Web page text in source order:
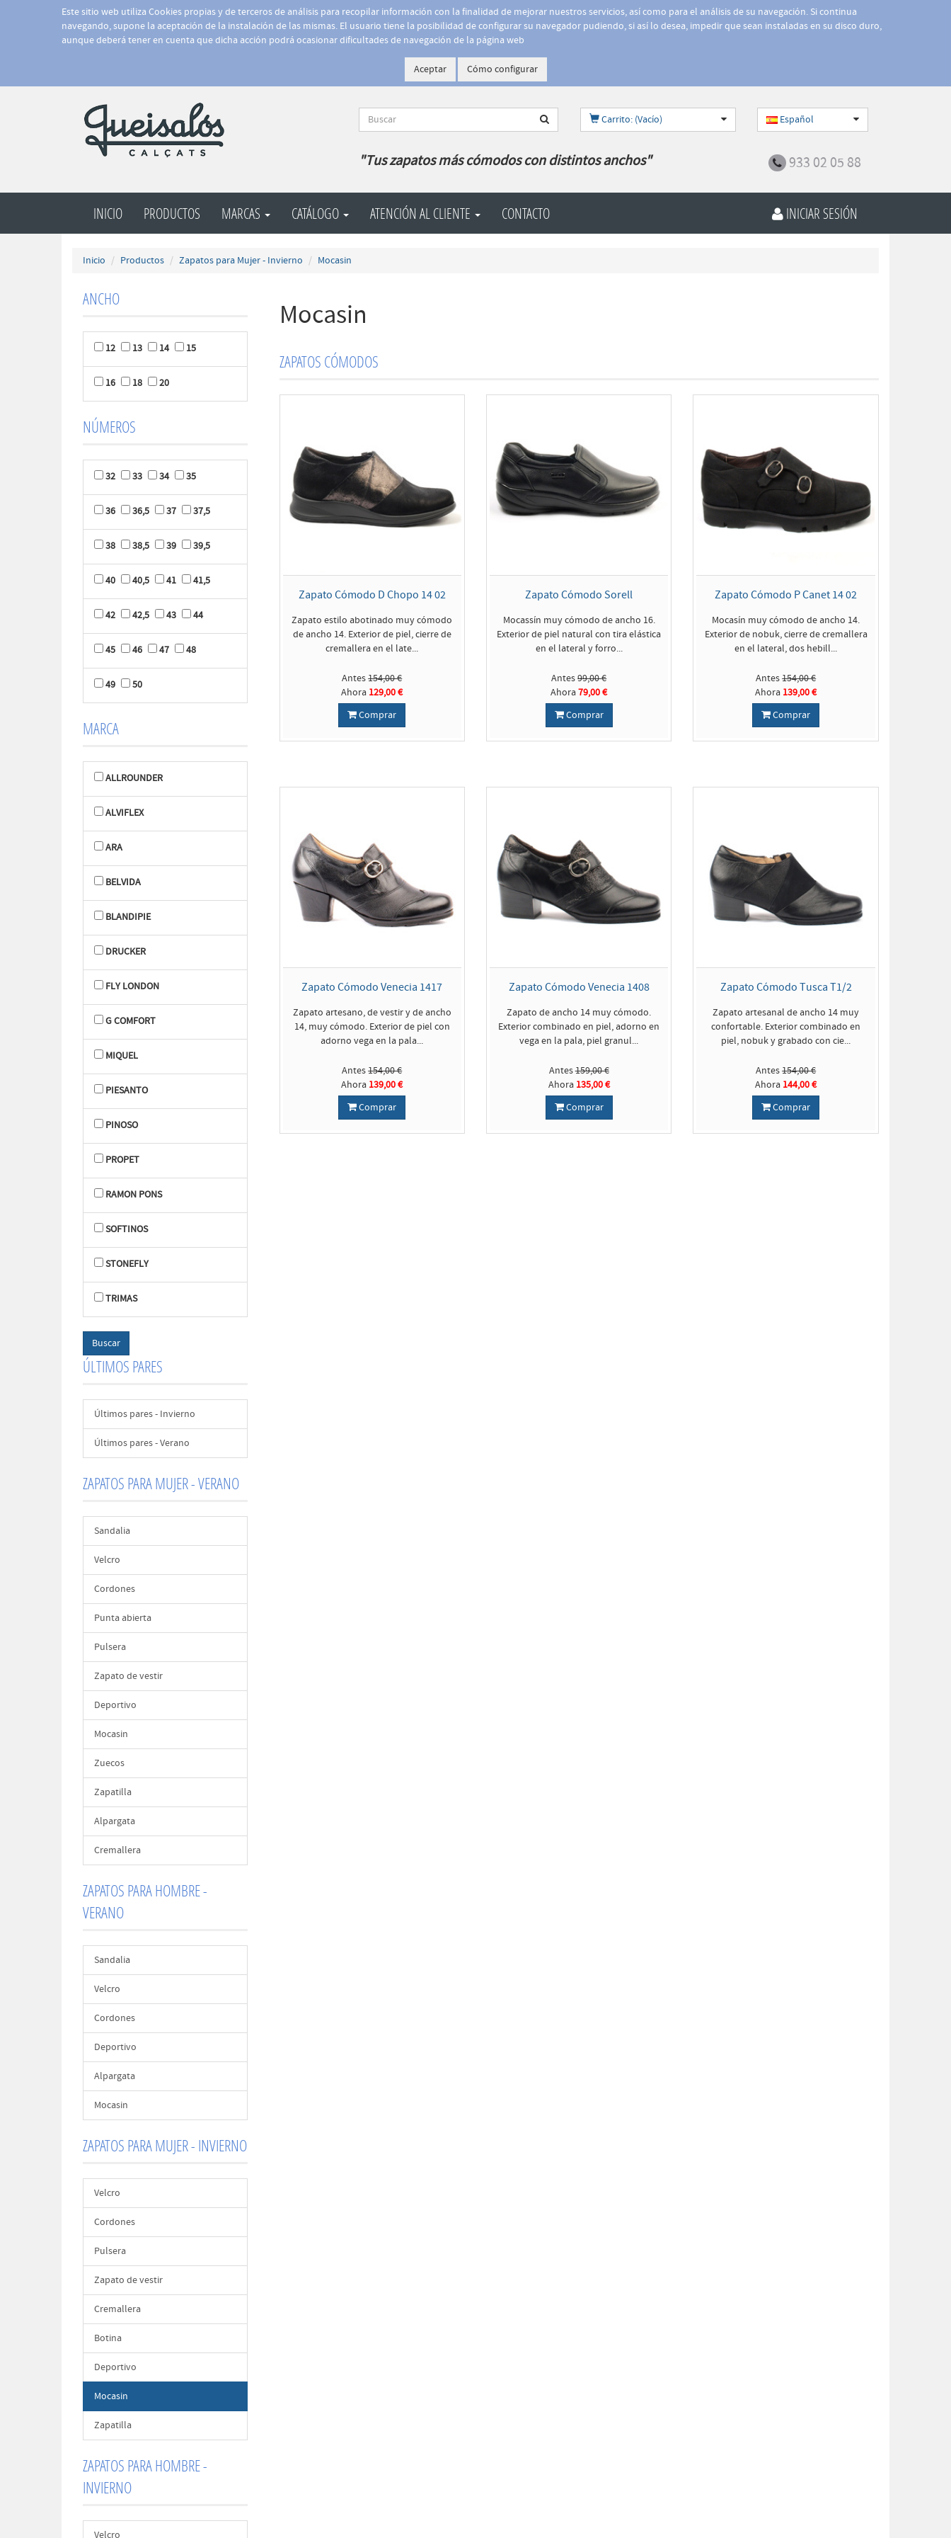
Este sitio web utiliza Cookies propias y de terceros de análisis para recopilar información con la finalidad de mejorar nuestros servicios, así como para el análisis de su navegación. Si continua
navegando, supone la aceptación de la instalación de las mismas. El usuario tiene la posibilidad de configurar su navegador pudiendo, si así lo desea, impedir que sean instaladas en su disco duro,
aunque deberá tener en cuenta que dicha acción podrá ocasionar dificultades de navegación de la página web
Aceptar Cómo configurar
Carrito: (Vacío) Español
"Tus zapatos más cómodos con distintos anchos" 933 02 05 88
INICIO PRODUCTOS MARCAS CATÁLOGO ATENCIÓN AL CLIENTE CONTACTO INICIAR SESIÓN
Inicio Productos Zapatos para Mujer - Invierno Mocasin
ANCHO
12 13 14 15
16 18 20
NÚMEROS
32 33 34 35
36 36,5 37 37,5
38 38,5 39 39,5
40 40,5 41 41,5
42 42,5 43 44
45 46 47 48
49 50
MARCA
ALLROUNDER
ALVIFLEX
ARA
BELVIDA
BLANDIPIE
DRUCKER
FLY LONDON
G COMFORT
MIQUEL
PIESANTO
PINOSO
PROPET
RAMON PONS
SOFTINOS
STONEFLY
TRIMAS
ÚLTIMOS PARES
Últimos pares - Invierno
Últimos pares - Verano
ZAPATOS PARA MUJER - VERANO
Sandalia
Velcro
Cordones
Punta abierta
Pulsera
Zapato de vestir
Deportivo
Mocasin
Zuecos
Zapatilla
Alpargata
Cremallera
ZAPATOS PARA HOMBRE -
VERANO
Sandalia
Velcro
Cordones
Deportivo
Alpargata
Mocasin
ZAPATOS PARA MUJER - INVIERNO
Velcro
Cordones
Pulsera
Zapato de vestir
Cremallera
Botina
Deportivo
Mocasin
Zapatilla
ZAPATOS PARA HOMBRE -
INVIERNO
Velcro
Mocasin
ZAPATOS CÓMODOS
Zapato Cómodo D Chopo 14 02
Zapato estilo abotinado muy cómodo
de ancho 14. Exterior de piel, cierre de
cremallera en el late...
Antes154,00 €
Ahora 129,00 €
Comprar
Zapato Cómodo Sorell
Mocassín muy cómodo de ancho 16.
Exterior de piel natural con tira elástica
en el lateral y forro...
Antes99,00 €
Ahora79,00 €
Comprar
Zapato Cómodo P Canet 14 02
Mocasín muy cómodo de ancho 14.
Exterior de nobuk, cierre de cremallera
en el lateral, dos hebill...
Antes154,00 €
Ahora 139,00 €
Comprar
Zapato Cómodo Venecia 1417
Zapato artesano, de vestir y de ancho
14, muy cómodo. Exterior de piel con
adorno vega en la pala...
Antes154,00 €
Ahora 139,00 €
Comprar
Zapato Cómodo Venecia 1408
Zapato de ancho 14 muy cómodo.
Exterior combinado en piel, adorno en
vega en la pala, piel granul...
Antes159,00 €
Ahora 135,00 €
Comprar
Zapato Cómodo Tusca T1/2
Zapato artesanal de ancho 14 muy
confortable. Exterior combinado en
piel, nobuk y grabado con cie...
Antes154,00 €
Ahora 144,00 €
Comprar